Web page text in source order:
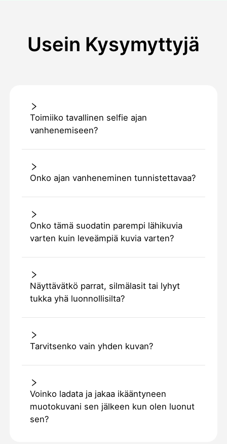
Usein Kysymyttyjä
Toimiiko tavallinen selfie ajan
vanhenemiseen?
Onko ajan vanheneminen tunnistettavaa?
Onko tämä suodatin parempi lähikuvia
varten kuin leveämpiä kuvia varten?
Näyttävätkö parrat, silmälasit tai lyhyt
tukka yhä luonnollisilta?
Tarvitsenko vain yhden kuvan?
Voinko ladata ja jakaa ikääntyneen
muotokuvani sen jälkeen kun olen luonut
sen?